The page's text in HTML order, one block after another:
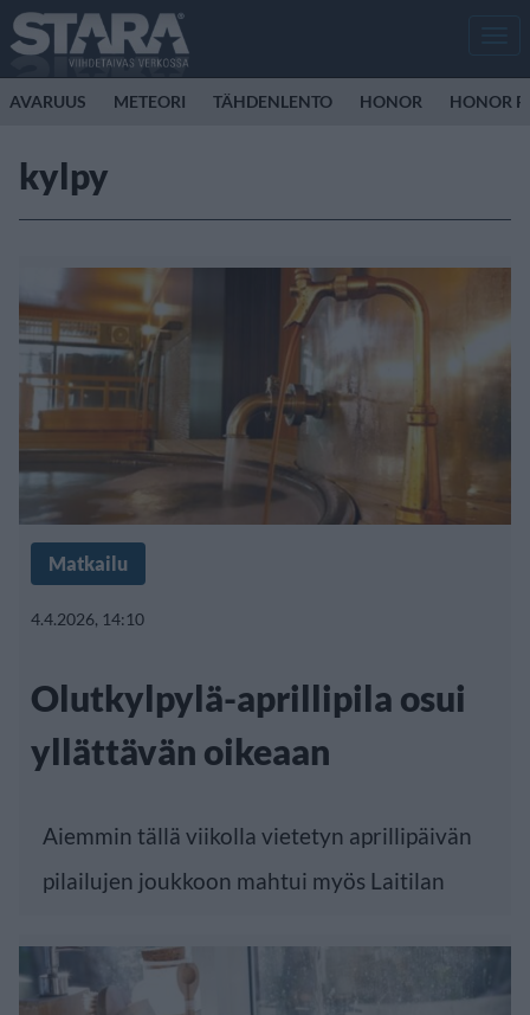
AVARUUS METEORI TÄHDENLENTO HONOR HONOR
kylpy
Matkailu
4.4.2026, 14:10
Olutkylpylä-aprillipila osui
yllättävän oikeaan
Aiemmin tällä viikolla vietetyn aprillipäivän
pilailujen joukkoon mahtui myös Laitilan